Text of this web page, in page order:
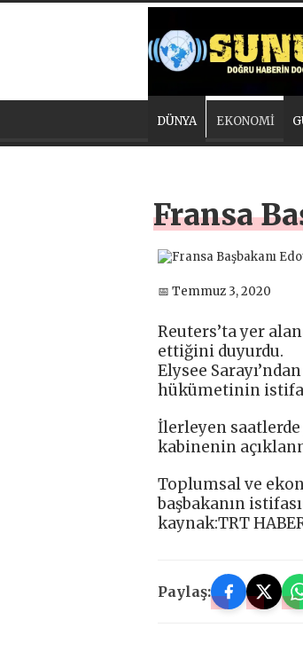
DÜNYA EKONOMİ
Fransa
📅 Temmuz 3, 2020
Reuters’ta yer
ettiğini duyurdu.
Elysee
hükümetinin
İlerleyen
kabinenin
Toplumsal ve
başbakanın
kaynak:TRT
Paylaş: